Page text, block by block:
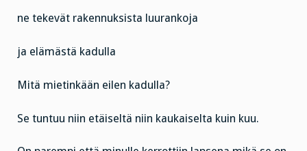
ne tekevät rakennuksista luurankoja
ja elämästä kadulla
Mitä mietinkään eilen kadulla?
Se tuntuu niin etäiseltä niin kaukaiselta kuin kuu.